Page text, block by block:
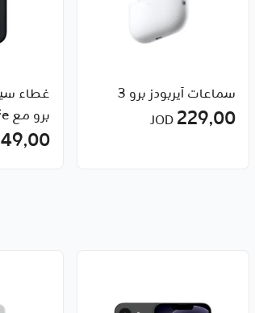
سماعات آيربودز برو 3
229٫00
برو مع MagSafe
49٫00